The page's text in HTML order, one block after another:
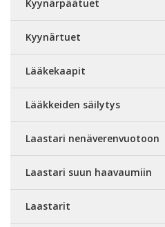
Kyynärpäätuet
Kyynärtuet
Lääkekaapit
Lääkkeiden säilytys
Laastari nenäverenvuotoon
Laastari suun haavaumiin
Laastarit